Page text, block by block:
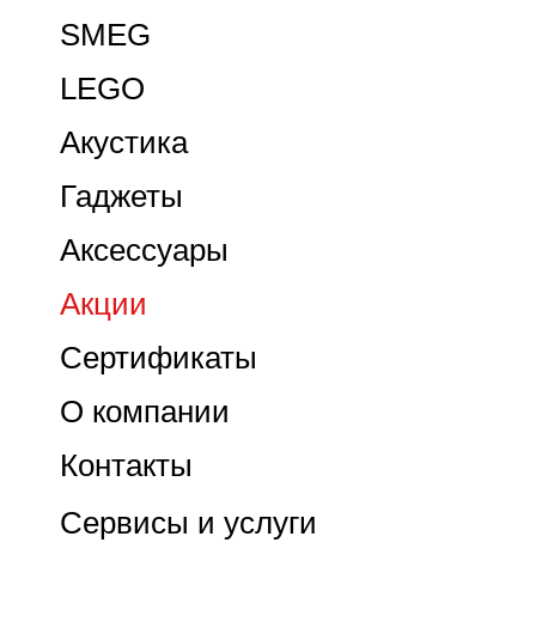
Контакты
О компании
Сертификаты
Акции
Аксессуары
Гаджеты
Акустика
LEGO
SMEG
Сервисы и услуги